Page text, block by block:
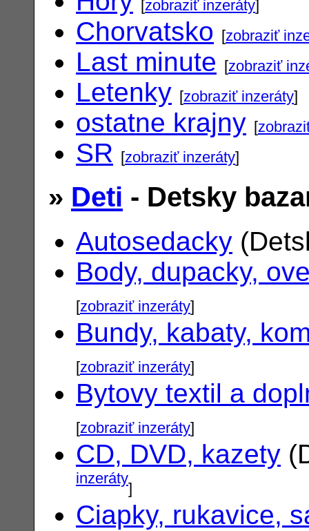
[zobraziť inzeráty]
Chorvatsko [zobraziť
Last minute [zobraziť
Letenky [zobraziť inzeráty]
ostatne krajny [
SR [zobraziť inzeráty]
» Deti - Detsky
Autosedacky
Body, dupacky,
[zobraziť inzeráty]
Bundy, kabaty,
[zobraziť inzeráty]
Bytovy textil a
[zobraziť inzeráty]
CD, DVD, kazety
inzeráty]
Ciapky, rukavice,